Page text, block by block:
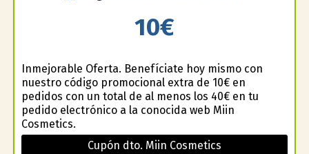
10€
Inmejorable Oferta. Benefíciate hoy mismo con
nuestro código promocional extra de 10€ en
pedidos con un total de al menos los 40€ en tu
pedido electrónico a la conocida web Miin
Cosmetics.
Cupón dto. Miin Cosmetics